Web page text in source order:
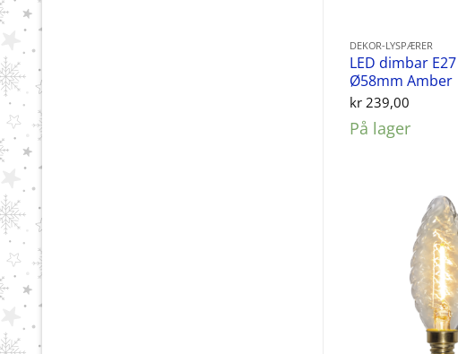
DEKOR-LYSPÆRER
LED dimbar
Ø58mm Amber
kr 239,00
På lager